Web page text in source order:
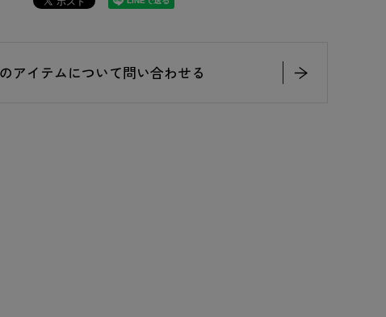
アイテムについて問い合わせる